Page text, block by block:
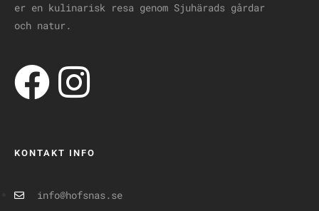
er en kulinarisk resa genom Sjuhärads gårdar
och natur.
KONTAKT INFO
info@hofsnas.se